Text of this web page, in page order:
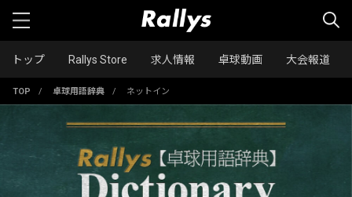
トップ Rallys Store 求人情報 卓球動画 大会報道
TOP / 卓球用語辞典 / ネットイン